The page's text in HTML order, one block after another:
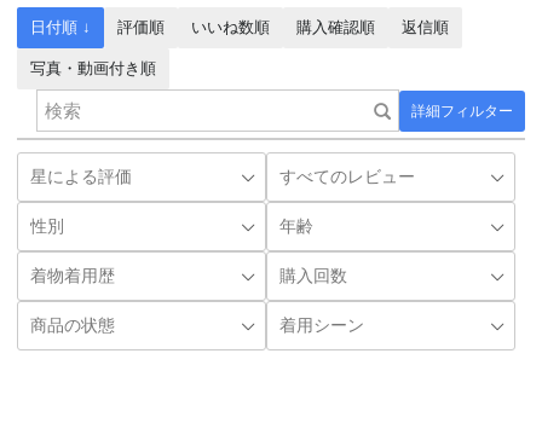
詳細フィルター
日付順 ↓ 評価順 いいね数順 購入確認順 返信順
写真・動画付き順